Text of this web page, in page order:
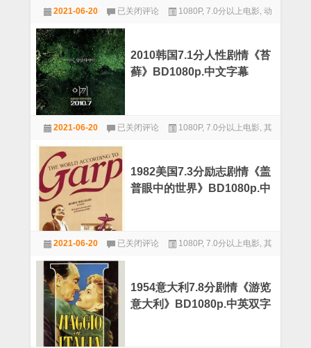
的
父
亲》
1080p.BD
中
英
双
字
2021-06-20
高
分
动
画
《夏
日
友
晴
天》
1080p.
国
粤
英
三
语.HD
字
已关闭评论 1080P, 7.0分以上电影, 动
2010韩国7.1分人性剧情《苔
藓》BD1080p.中文字幕
2021-06-20
韩
国
7.1
分
人
藓》
BD1080p.
中
字
幕
已关闭评论 1080P, 7.0分以上电影 其
1982美国7.3分励志剧情《盖
普眼中的世界》BD1080p.中
2021-06-20
美
国
励
志
剧
已关闭评论 1080P, 7.0分以上电影 其
1954意大利7.8分剧情《游览
意大利》BD1080p.中英双字